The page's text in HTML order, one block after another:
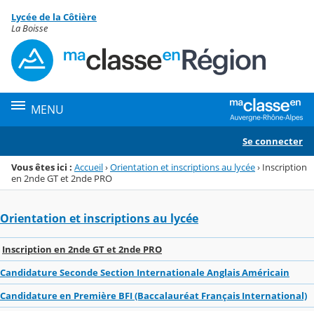
Menu de la rubrique
Contenu
Lycée de la Côtière
La Boisse
MENU
Se connecter
Vous êtes ici : Accueil›Orientation et inscriptions au lycée› Inscription
en 2nde GT et 2nde PRO
Orientation et inscriptions au lycée
Inscription en 2nde GT et 2nde PRO
Candidature Seconde Section Internationale Anglais Américain
Candidature en Première BFI (Baccalauréat Français International)